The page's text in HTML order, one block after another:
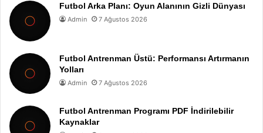
Futbol Arka Planı: Oyun Alanının Gizli Dünyası
Admin 7 Ağustos 2026
Futbol Antrenman Üstü: Performansı Artırmanın
Yolları
Admin 7 Ağustos 2026
Futbol Antrenman Programı PDF İndirilebilir
Kaynaklar